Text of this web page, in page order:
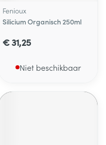
Fenioux
Silicium Organisch 250ml
€ 31,25
Niet beschikbaar